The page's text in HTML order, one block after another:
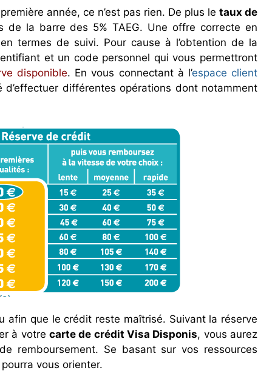
année, ce n’est pas rien. De plus le taux de
de la barre des 5% TAEG. Une offre correcte en
termes de suivi. Pour cause à l’obtention de la
et un code personnel qui vous permettront
disponible. En vous connectant à l’espace client
différentes opérations dont notamment
afin que le crédit reste maîtrisé. Suivant la réserve
à votre carte de crédit Visa Disponis, vous aurez
remboursement. Se basant sur vos ressources
pourra vous orienter.